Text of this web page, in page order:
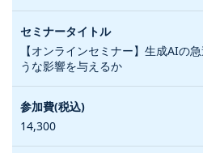
【オンラインセミナー】生成AIの
うな影響を与えるか
14,300